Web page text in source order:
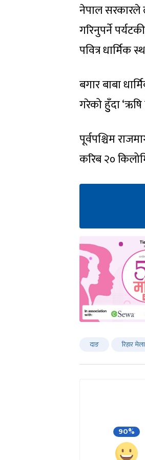
नेपाल सरकारले
गरिनुपर्ने
पवित्र धार्मिक
बगार बाबा
गरेको हुुँदा ‘ऋषि
पूर्वपश्चिम
करिब २०
दाङ रिहार मेला
90%